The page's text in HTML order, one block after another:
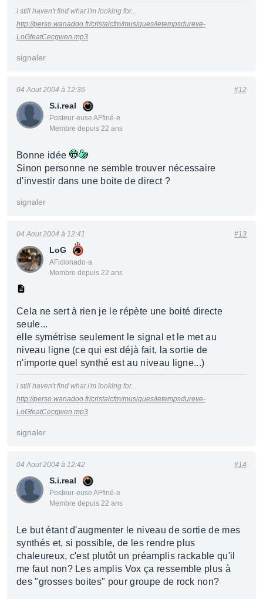
I still haven't find what i'm looking for...
http://perso.wanadoo.fr/cristalcfm/musiques/letempsdureve-
LoGfeatCecgwen.mp3
signaler
S.i.real
Posteur·euse AFfiné·e
Membre depuis 22 ans
04 Aout 2004 à 12:36 #12
Bonne idée
Sinon personne ne semble trouver nécessaire
d'investir dans une boite de direct ?
signaler
LoG
AFicionado·a
Membre depuis 22 ans
04 Aout 2004 à 12:41 #13
Cela ne sert à rien je le répète une boité directe
seule...
elle symétrise seulement le signal et le met au
niveau ligne (ce qui est déjà fait, la sortie de
n'importe quel synthé est au niveau ligne...)
I still haven't find what i'm looking for...
http://perso.wanadoo.fr/cristalcfm/musiques/letempsdureve-
LoGfeatCecgwen.mp3
signaler
S.i.real
Posteur·euse AFfiné·e
Membre depuis 22 ans
04 Aout 2004 à 12:42 #14
Le but étant d'augmenter le niveau de sortie de mes
synthés et, si possible, de les rendre plus
chaleureux, c'est plutôt un préamplis rackable qu'il
me faut non? Les amplis Vox ça ressemble plus à
des "grosses boites" pour groupe de rock non?